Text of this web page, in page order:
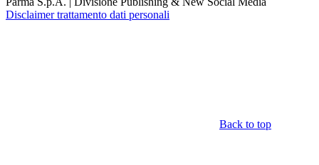
Disclaimer trattamento dati personali
Back to top